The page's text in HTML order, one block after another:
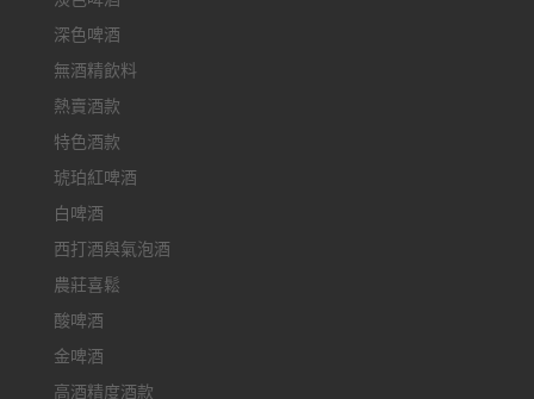
深色啤酒
無酒精飲料
熱賣酒款
特色酒款
琥珀紅啤酒
白啤酒
西打酒與氣泡酒
農莊喜鬆
酸啤酒
金啤酒
高酒精度酒款